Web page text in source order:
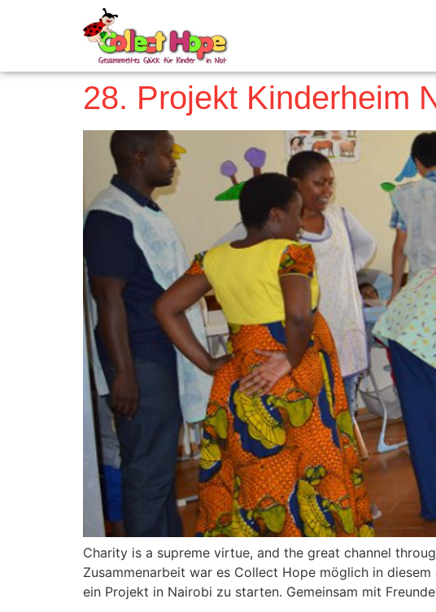
28. Projekt Kinderheim
Charity is a supreme virtue, and the great channel
Zusammenarbeit war es Collect Hope möglich in
ein Projekt in Nairobi zu starten. Gemeinsam mit